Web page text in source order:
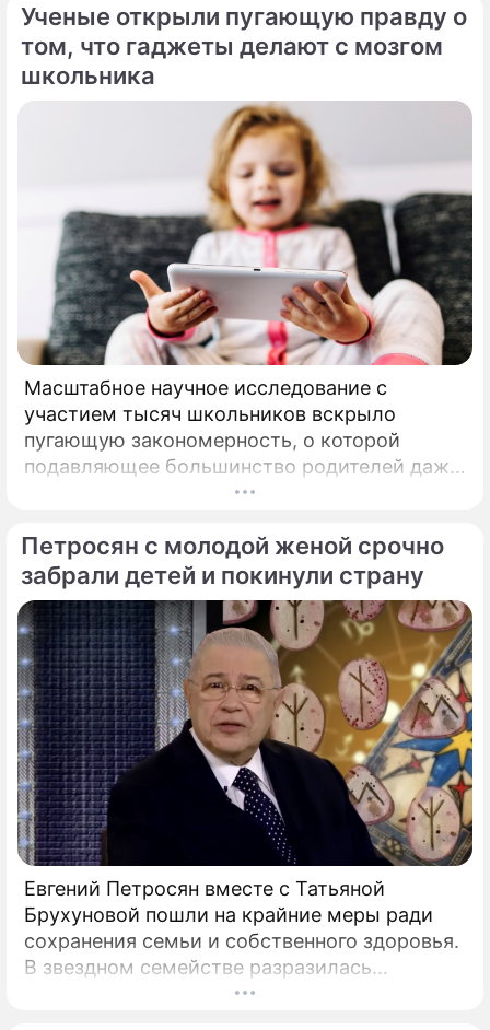
Ученые открыли пугающую правду о
том, что гаджеты делают с мозгом
школьника
Масштабное научное исследование с
участием тысяч школьников вскрыло
пугающую закономерность, о которой
подавляющее большинство родителей даже
не догадывалось. Привычка дарить ребенку
социальным сетям в младшем
подростковом возрасте обворачивается
скрытым провалом в учебе.
Петросян с молодой женой срочно
забрали детей и покинули страну
Евгений Петросян вместе с Татьяной
Брухуновой пошли на крайние меры ради
сохранения семьи и собственного здоровья.
В звездном семействе разразилась
настоящая тихая драма, которая вынудила